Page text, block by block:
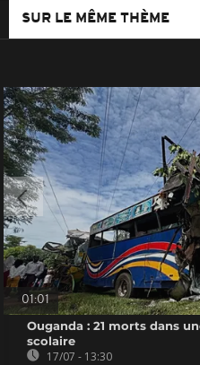
SUR LE MÊME THÈME
01:01
Ouganda : 21 morts dans
scolaire
17/07 - 13:30